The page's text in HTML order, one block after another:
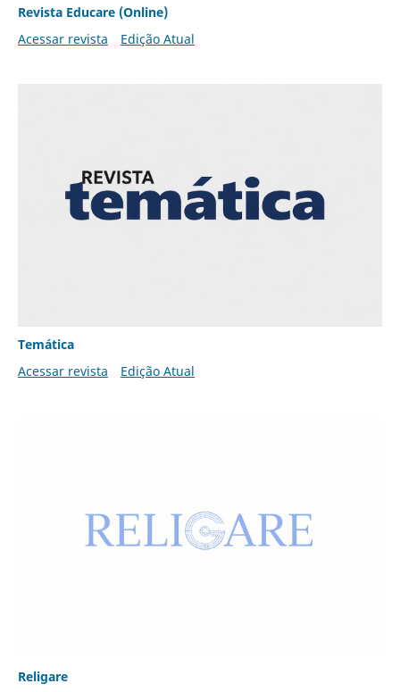
Revista Educare (Online)
Acessar revista
Edição Atual
Temática
Acessar revista
Edição Atual
Religare